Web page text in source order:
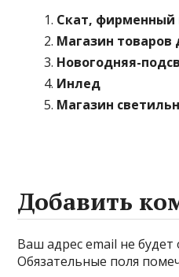
Скат, фирменный
Магазин товаров
Новогодняя-
Инлед
Магазин
Добавить
Ваш адрес email не будет
Обязательные поля